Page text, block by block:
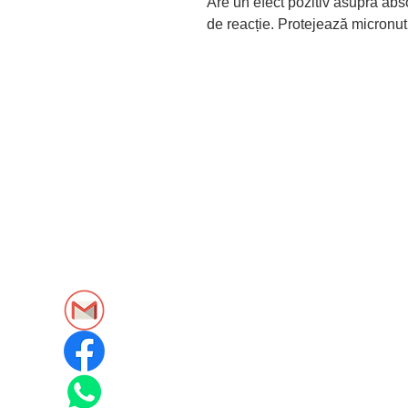
de reacție. Protejează